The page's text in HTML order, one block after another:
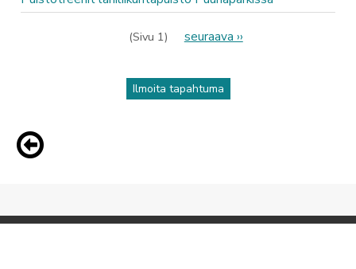
(Sivu 1)
Seuraava
seuraava ››
Ilmoita tapahtuma